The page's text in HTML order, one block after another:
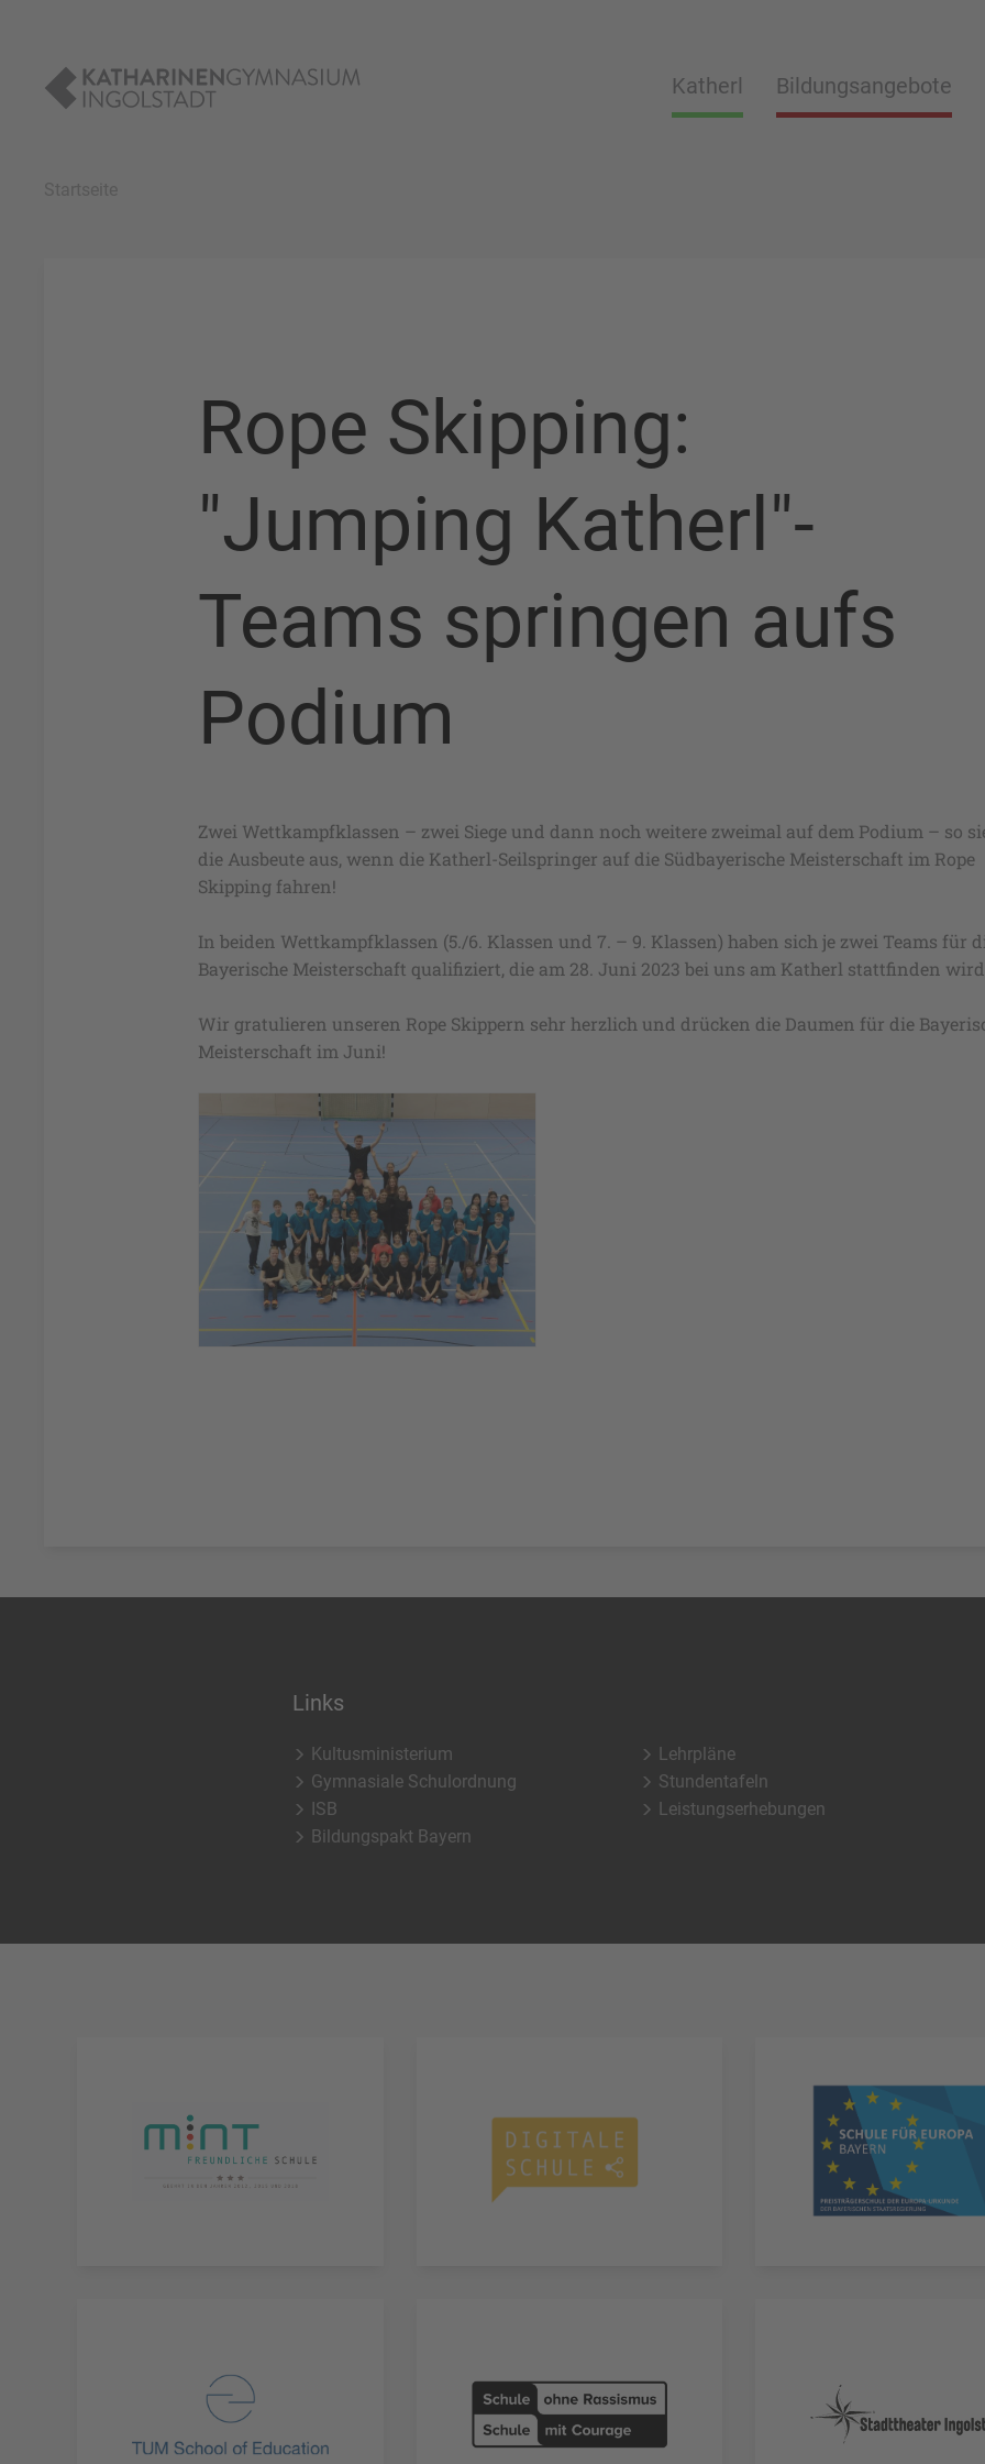
Katherl Bildungsangebote
Rope Skipping:
"Jumping Katherl"-
Teams springen aufs
Podium
Zwei Wettkampfklassen – zwei Siege und dann noch weitere zweimal auf dem Podium – so
die Ausbeute aus, wenn die Katherl-Seilspringer auf die Südbayerische Meisterschaft im Rope
Skipping fahren!
In beiden Wettkampfklassen (5./6. Klassen und 7. – 9. Klassen) haben sich je zwei Teams für
Bayerische Meisterschaft qualifiziert, die am 28. Juni 2023 bei uns am Katherl stattfinden
Wir gratulieren unseren Rope Skippern sehr herzlich und drücken die Daumen für die
Meisterschaft im Juni!
Links
Kultusministerium
Gymnasiale Schulordnung
ISB
Bildungspakt Bayern
Lehrpläne
Stundentafeln
Leistungserhebungen